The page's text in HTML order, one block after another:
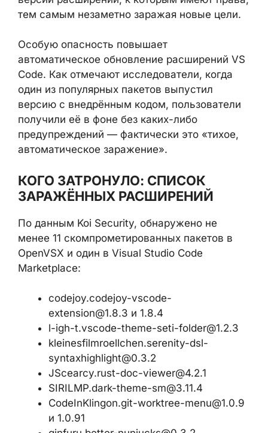
тем самым незаметно заражая новые цели.
Особую опасность повышает
автоматическое обновление расширений VS
Code. Как отмечают исследователи, когда
один из популярных пакетов выпустил
версию с внедрённым кодом, пользователи
получили её в фоне без каких-либо
предупреждений — фактически это «тихое,
автоматическое заражение».
КОГО ЗАТРОНУЛО: СПИСОК
ЗАРАЖЁННЫХ РАСШИРЕНИЙ
По данным Koi Security, обнаружено не
менее 11 скомпрометированных пакетов в
OpenVSX и один в Visual Studio Code
Marketplace:
codejoy.codejoy-vscode-
extension@1.8.3 и 1.8.4
l-igh-t.vscode-theme-seti-folder@1.2.3
kleinesfilmroellchen.serenity-dsl-
syntaxhighlight@0.3.2
JScearcy.rust-doc-viewer@4.2.1
SIRILMP.dark-theme-sm@3.11.4
CodeInKlingon.git-worktree-menu@1.0.9
и 1.0.91